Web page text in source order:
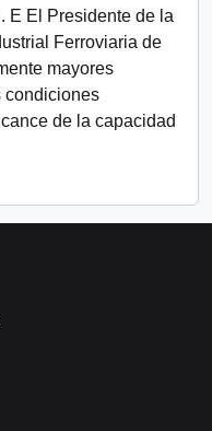
E El Presidente de la
Ferroviaria de
mayores
condiciones
de la capacidad